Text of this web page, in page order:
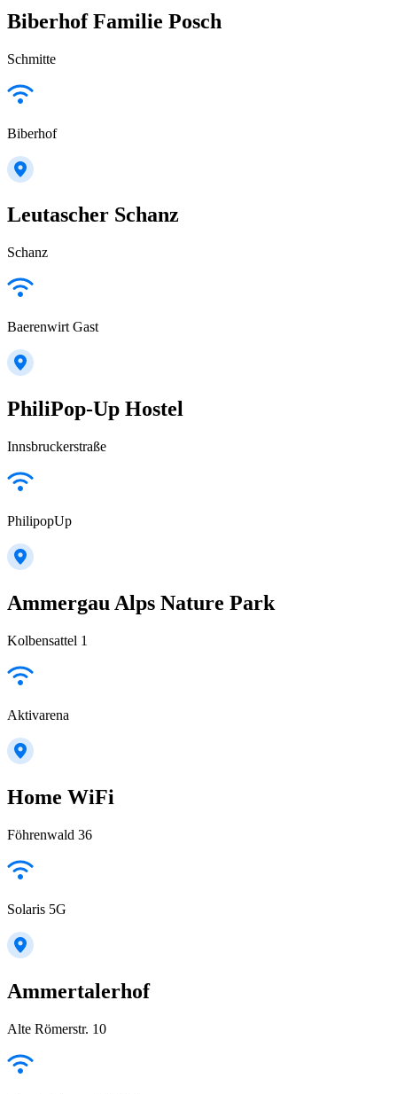
Biberhof Familie Posch
Schmitte
Biberhof
Leutascher Schanz
Schanz
Baerenwirt Gast
PhiliPop-Up Hostel
Innsbruckerstraße
PhilipopUp
Ammergau Alps Nature Park
Kolbensattel 1
Aktivarena
Home WiFi
Föhrenwald 36
Solaris 5G
Ammertalerhof
Alte Römerstr. 10